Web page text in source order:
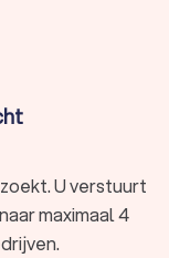
U verstuurt
maximaal 4